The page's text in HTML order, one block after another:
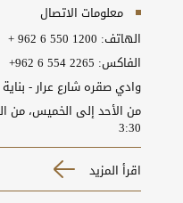
معلومات الاتصال
الهاتف: + 962 6 550 1200
الفاكس: +962 6 554 2265
وادي صقره شارع عرار - بناية 155
3:30
اقرأ المزيد